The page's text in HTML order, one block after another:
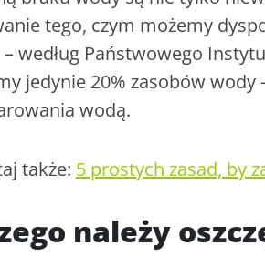
tego, czym możemy
według Państwowego
jedynie 20% zasobów wody
wodą.
także: 5 prostych zasad, by
należy